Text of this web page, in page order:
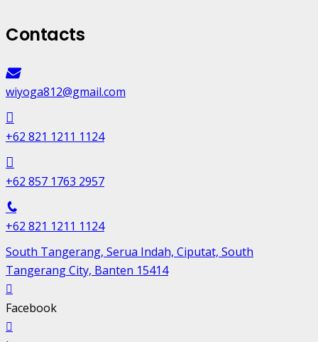
Contacts
wiyoga812@gmail.com
+62 821 1211 1124
+62 857 1763 2957
+62 821 1211 1124
South Tangerang, Serua Indah, Ciputat, South
Tangerang City, Banten 15414
Facebook